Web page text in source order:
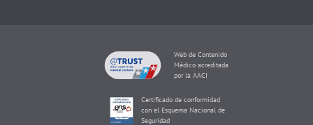
Web de Contenido
Médico acreditada
por la AACI
Certificado de conformidad
con el Esquema Nacional de
Seguridad